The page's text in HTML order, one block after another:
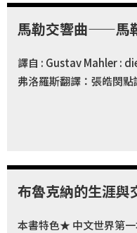
頁
馬勒交響曲——馬
譯自 : Gustav Mahler :
弗洛羅斯翻譯：張皓閔
布魯克納的生涯與
本書特色★ 中文世界第